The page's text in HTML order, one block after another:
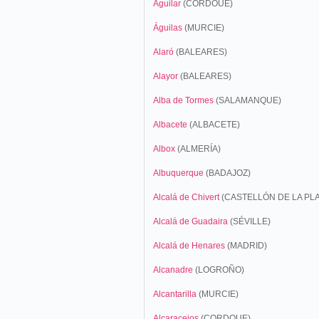
Aguilar (CORDOUE)
Águilas (MURCIE)
Alaró (BALEARES)
Alayor (BALEARES)
Alba de Tormes (SALAMANQUE)
Albacete (ALBACETE)
Albox (ALMERÍA)
Albuquerque (BADAJOZ)
Alcalá de Chivert(CASTELLÓN DE LA
Alcalá de Guadaira (SÉVILLE)
Alcalá de Henares (MADRID)
Alcanadre (LOGROÑO)
Alcantarilla (MURCIE)